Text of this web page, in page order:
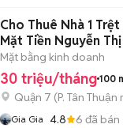
Cho Thuê Nhà 1
Mặt Tiền Nguyễn
Mặt bằng kinh doanh
30 triệu/tháng 100
Quận 7 (P. Tân Thuận
Gia Gia 4.8 6 đã bán